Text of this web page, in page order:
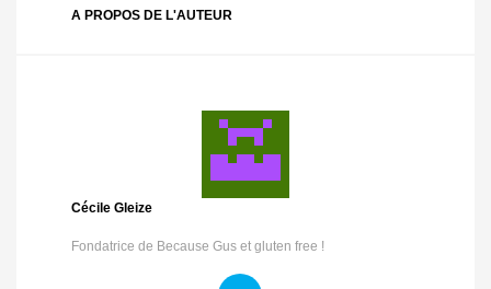
A PROPOS DE L'AUTEUR
Cécile Gleize
Fondatrice de Because Gus et gluten free !